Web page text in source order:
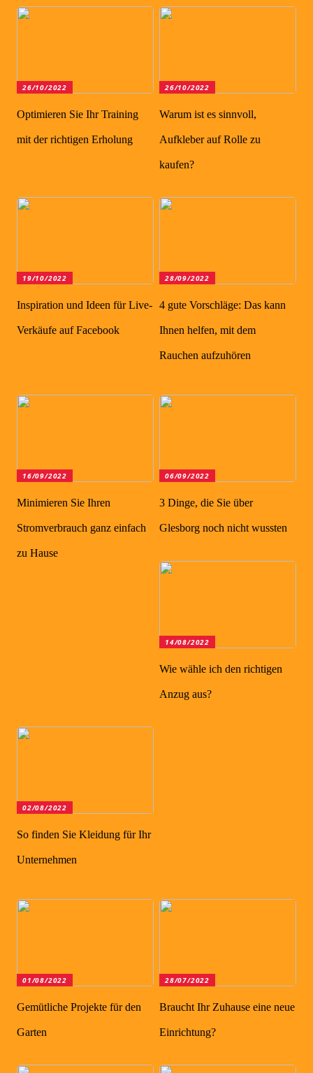
26/10/2022
Optimieren Sie Ihr Training
mit der richtigen Erholung
26/10/2022
Warum ist es sinnvoll,
Aufkleber auf Rolle zu
kaufen?
19/10/2022
Inspiration und Ideen für Live-
Verkäufe auf Facebook
28/09/2022
4 gute Vorschläge: Das kann
Ihnen helfen, mit dem
Rauchen aufzuhören
16/09/2022
Minimieren Sie Ihren
Stromverbrauch ganz einfach
zu Hause
06/09/2022
3 Dinge, die Sie über
Glesborg noch nicht wussten
14/08/2022
Wie wähle ich den richtigen
Anzug aus?
02/08/2022
So finden Sie Kleidung für Ihr
Unternehmen
01/08/2022
Gemütliche Projekte für den
Garten
28/07/2022
Braucht Ihr Zuhause eine neue
Einrichtung?